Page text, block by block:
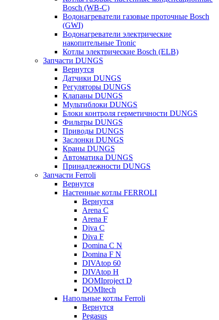
Bosch (WB-C)
Водонагреватели газовые проточные Bosch
(GWI)
Водонагреватели электрические
накопительные Tronic
Котлы электрические Bosch (ELB)
Запчасти DUNGS
Вернутся
Датчики DUNGS
Регуляторы DUNGS
Клапаны DUNGS
Мультиблоки DUNGS
Блоки контроля герметичности DUNGS
Фильтры DUNGS
Приводы DUNGS
Заслонки DUNGS
Краны DUNGS
Автоматика DUNGS
Принадлежности DUNGS
Запчасти Ferroli
Вернутся
Настенные котлы FERROLI
Вернутся
Arena C
Arena F
Diva C
Diva F
Domina C N
Domina F N
DIVAtop 60
DIVAtop H
DOMIproject D
DOMItech
Напольные котлы Ferroli
Вернутся
Pegasus